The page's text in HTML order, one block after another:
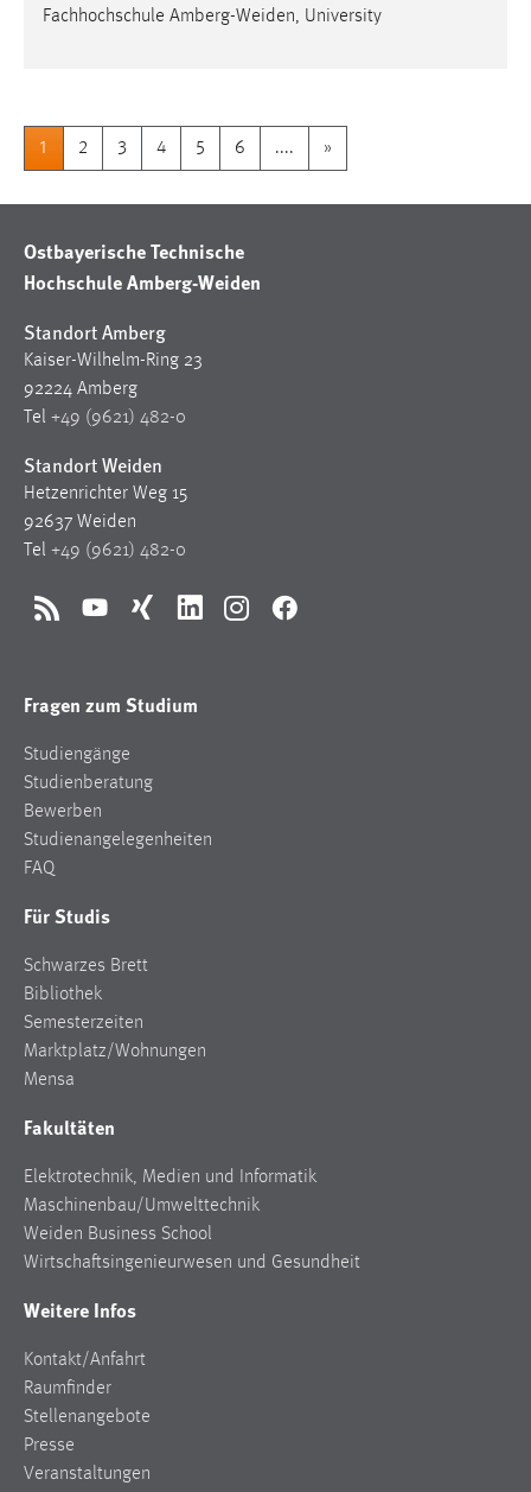
Fachhochschule Amberg-Weiden, University
1 2 3 4 5 6 .... »
Ostbayerische Technische
Hochschule Amberg-Weiden
Standort Amberg
Kaiser-Wilhelm-Ring 23
92224 Amberg
Tel +49 (9621) 482-0
Standort Weiden
Hetzenrichter Weg 15
92637 Weiden
Tel +49 (9621) 482-0
RSS YouTubeXing LinkedInInstagramFacebook
Fragen zum Studium
Studiengänge
Studienberatung
Bewerben
Studienangelegenheiten
FAQ
Für Studis
Schwarzes Brett
Bibliothek
Semesterzeiten
Marktplatz/Wohnungen
Mensa
Fakultäten
Elektrotechnik, Medien und Informatik
Maschinenbau/Umwelttechnik
Weiden Business School
Wirtschaftsingenieurwesen und Gesundheit
Weitere Infos
Kontakt/Anfahrt
Raumfinder
Stellenangebote
Presse
Veranstaltungen